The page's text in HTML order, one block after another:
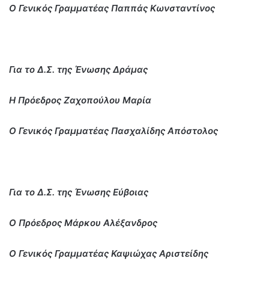
Ο Γενικός Γραμματέας Παππάς Κωνσταντίνος
Για το Δ.Σ. της Ένωσης Δράμας
Η Πρόεδρος Ζαχοπούλου Μαρία
Ο Γενικός Γραμματέας Πασχαλίδης Απόστολος
Για το Δ.Σ. της Ένωσης Εύβοιας
Ο Πρόεδρος Μάρκου Αλέξανδρος
Ο Γενικός Γραμματέας Καψιώχας Αριστείδης